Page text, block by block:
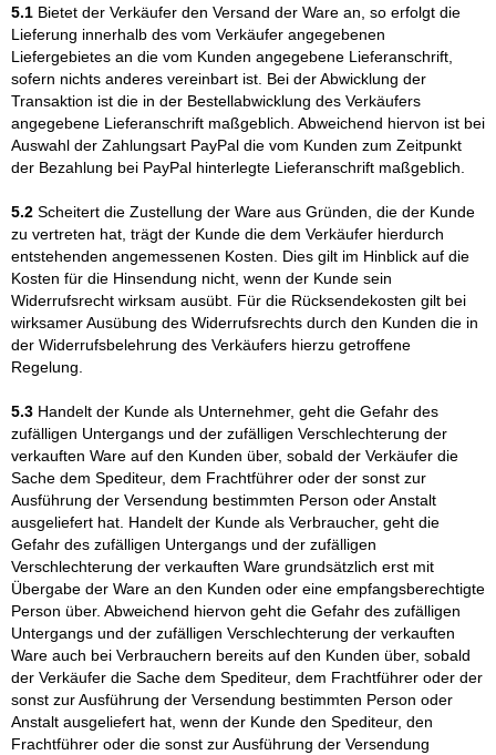
5.1 Bietet der Verkäufer den Versand der Ware an, so erfolgt die
Lieferung innerhalb des vom Verkäufer angegebenen
Liefergebietes an die vom Kunden angegebene Lieferanschrift,
sofern nichts anderes vereinbart ist. Bei der Abwicklung der
Transaktion ist die in der Bestellabwicklung des Verkäufers
angegebene Lieferanschrift maßgeblich. Abweichend hiervon ist bei
Auswahl der Zahlungsart PayPal die vom Kunden zum Zeitpunkt
der Bezahlung bei PayPal hinterlegte Lieferanschrift maßgeblich.
5.2 Scheitert die Zustellung der Ware aus Gründen, die der Kunde
zu vertreten hat, trägt der Kunde die dem Verkäufer hierdurch
entstehenden angemessenen Kosten. Dies gilt im Hinblick auf die
Kosten für die Hinsendung nicht, wenn der Kunde sein
Widerrufsrecht wirksam ausübt. Für die Rücksendekosten gilt bei
wirksamer Ausübung des Widerrufsrechts durch den Kunden die in
der Widerrufsbelehrung des Verkäufers hierzu getroffene
Regelung.
5.3 Handelt der Kunde als Unternehmer, geht die Gefahr des
zufälligen Untergangs und der zufälligen Verschlechterung der
verkauften Ware auf den Kunden über, sobald der Verkäufer die
Sache dem Spediteur, dem Frachtführer oder der sonst zur
Ausführung der Versendung bestimmten Person oder Anstalt
ausgeliefert hat. Handelt der Kunde als Verbraucher, geht die
Gefahr des zufälligen Untergangs und der zufälligen
Verschlechterung der verkauften Ware grundsätzlich erst mit
Übergabe der Ware an den Kunden oder eine empfangsberechtigte
Person über. Abweichend hiervon geht die Gefahr des zufälligen
Untergangs und der zufälligen Verschlechterung der verkauften
Ware auch bei Verbrauchern bereits auf den Kunden über, sobald
der Verkäufer die Sache dem Spediteur, dem Frachtführer oder der
sonst zur Ausführung der Versendung bestimmten Person oder
Anstalt ausgeliefert hat, wenn der Kunde den Spediteur, den
Frachtführer oder die sonst zur Ausführung der Versendung